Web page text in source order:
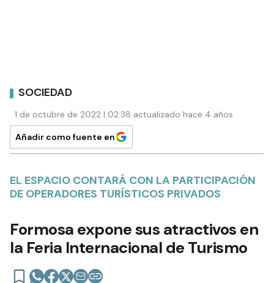
SOCIEDAD
1 de octubre de 2022 | 02:38 actualizado hace 4 años
Añadir como fuente en
EL ESPACIO CONTARÁ CON LA PARTICIPACIÓN
DE OPERADORES TURÍSTICOS PRIVADOS
Formosa expone sus atractivos en
la Feria Internacional de Turismo